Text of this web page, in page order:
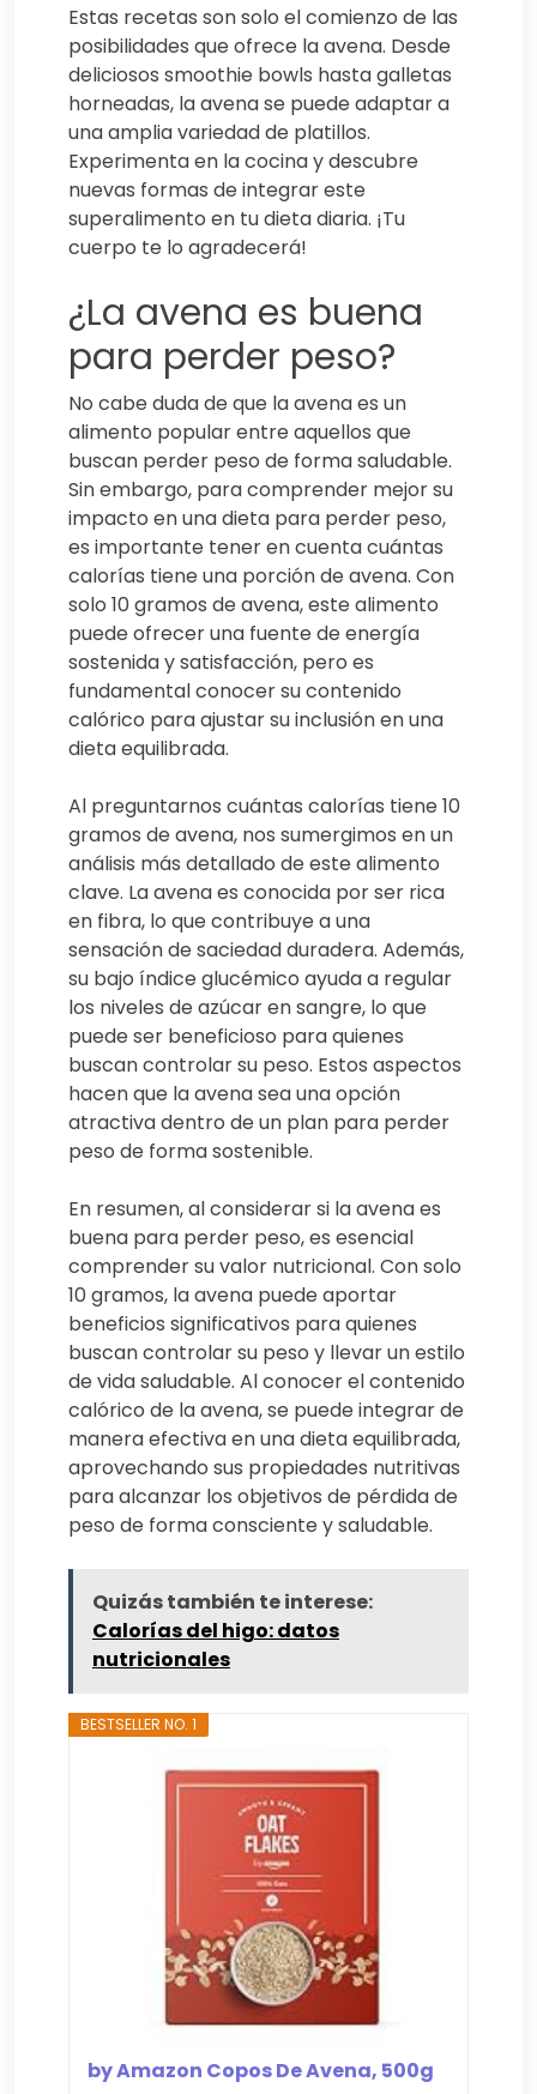
Estas recetas son solo el comienzo de las
posibilidades que ofrece la avena. Desde
deliciosos smoothie bowls hasta galletas
horneadas, la avena se puede adaptar a
una amplia variedad de platillos.
Experimenta en la cocina y descubre
nuevas formas de integrar este
superalimento en tu dieta diaria. ¡Tu
cuerpo te lo agradecerá!
¿La avena es buena
para perder peso?
No cabe duda de que la avena es un
alimento popular entre aquellos que
buscan perder peso de forma saludable.
Sin embargo, para comprender mejor su
impacto en una dieta para perder peso,
es importante tener en cuenta cuántas
calorías tiene una porción de avena. Con
solo 10 gramos de avena, este alimento
puede ofrecer una fuente de energía
sostenida y satisfacción, pero es
fundamental conocer su contenido
calórico para ajustar su inclusión en una
dieta equilibrada.
Al preguntarnos cuántas calorías tiene 10
gramos de avena, nos sumergimos en un
análisis más detallado de este alimento
clave. La avena es conocida por ser rica
en fibra, lo que contribuye a una
sensación de saciedad duradera. Además,
su bajo índice glucémico ayuda a regular
los niveles de azúcar en sangre, lo que
puede ser beneficioso para quienes
buscan controlar su peso. Estos aspectos
hacen que la avena sea una opción
atractiva dentro de un plan para perder
peso de forma sostenible.
En resumen, al considerar si la avena es
buena para perder peso, es esencial
comprender su valor nutricional. Con solo
10 gramos, la avena puede aportar
beneficios significativos para quienes
buscan controlar su peso y llevar un estilo
de vida saludable. Al conocer el contenido
calórico de la avena, se puede integrar de
manera efectiva en una dieta equilibrada,
aprovechando sus propiedades nutritivas
para alcanzar los objetivos de pérdida de
peso de forma consciente y saludable.
Quizás también te interese:
Calorías del higo: datos
nutricionales
BESTSELLER NO. 1
by Amazon Copos De Avena, 500g